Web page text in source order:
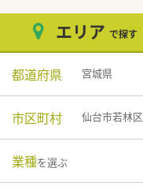
エリア で探す
都道府県 宮城県
市区町村 仙台市若林区
業種を選ぶ